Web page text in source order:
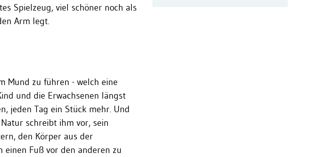
Spielzeug, viel schöner noch als
Arm legt.
Mund zu führen - welch eine
und die Erwachsenen längst
jeden Tag ein Stück mehr. Und
schreibt ihm vor, sein
den Körper aus der
Fuß vor den anderen zu